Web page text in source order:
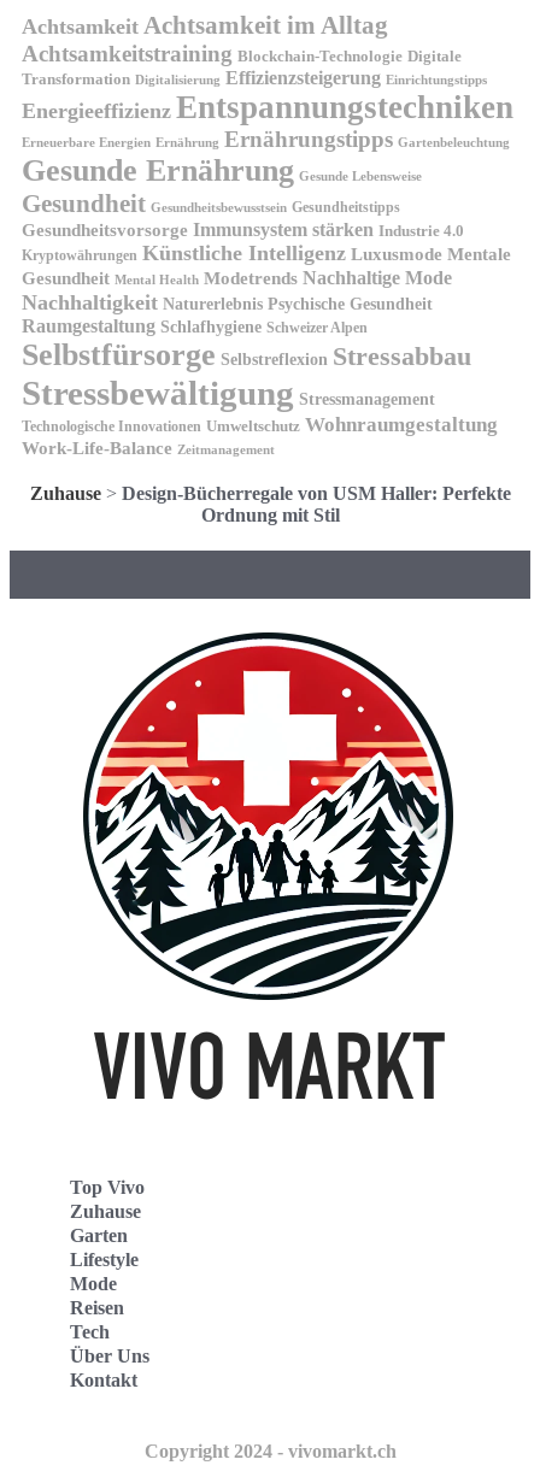
Achtsamkeit Achtsamkeit im Alltag
Achtsamkeitstraining Blockchain-Technologie Digitale
Transformation Digitalisierung Effizienzsteigerung Einrichtungstipps
Energieeffizienz Entspannungstechniken
Erneuerbare Energien Ernährung Ernährungstipps Gartenbeleuchtung
Gesunde Ernährung Gesunde Lebensweise
Gesundheit Gesundheitsbewusstsein Gesundheitstipps
Gesundheitsvorsorge Immunsystem stärken Industrie 4.0
Kryptowährungen Künstliche Intelligenz Luxusmode Mentale
Gesundheit Mental Health Modetrends Nachhaltige Mode
Nachhaltigkeit Naturerlebnis Psychische Gesundheit
Raumgestaltung Schlafhygiene Schweizer Alpen
Selbstfürsorge Selbstreflexion Stressabbau
Stressbewältigung Stressmanagement
Technologische Innovationen Umweltschutz Wohnraumgestaltung
Work-Life-Balance Zeitmanagement
Zuhause> Design-Bücherregale von USM Haller: Perfekte
Ordnung mit Stil
Top Vivo
Zuhause
Garten
Lifestyle
Mode
Reisen
Tech
Über Uns
Kontakt
Copyright 2024 - vivomarkt.ch